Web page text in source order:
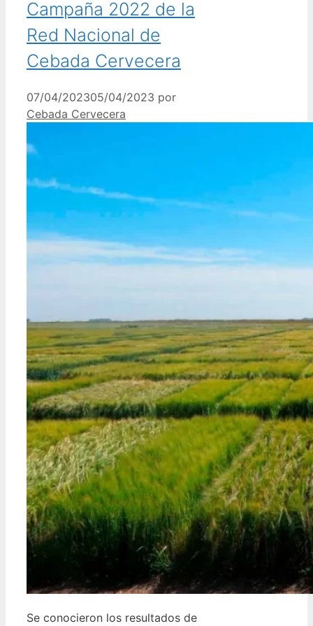
Campaña 2022 de la
Red Nacional de
Cebada Cervecera
07/04/202305/04/2023 por
Cebada Cervecera
Se conocieron los resultados de